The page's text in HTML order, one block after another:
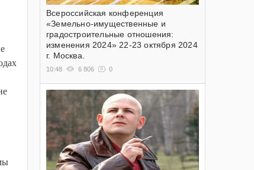
Всероссийская конференция
«Земельно-имущественные и
градостроительные отношения:
изменения 2024» 22-23 октября 2024
г. Москва.
10:48 6 806 0